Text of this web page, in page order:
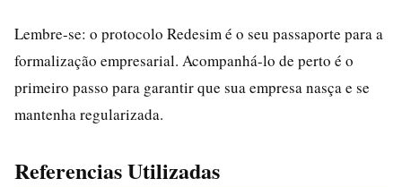
Lembre-se: o protocolo Redesim é o seu passaporte para a
formalização empresarial. Acompanhá-lo de perto é o
primeiro passo para garantir que sua empresa nasça e se
mantenha regularizada.
Referencias Utilizadas